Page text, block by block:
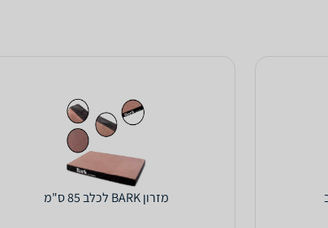
מזרון BARK לכלב 85 ס"מ